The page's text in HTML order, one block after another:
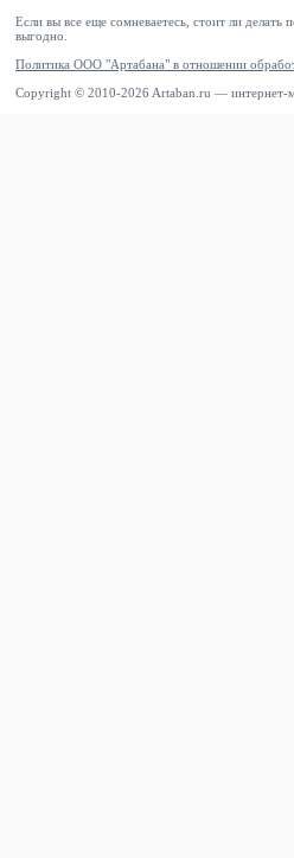
Если вы все еще сомневаетесь, стоит ли делать
выгодно.
Политика ООО "Артабана" в отношении
Copyright © 2010-2026 Artaban.ru — интернет-